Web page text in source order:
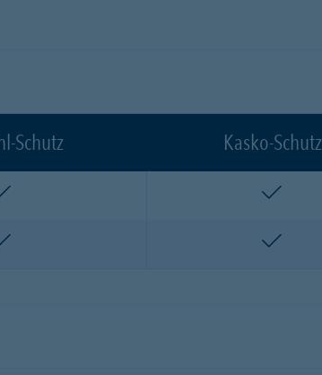
Schutz Kasko-Schutz